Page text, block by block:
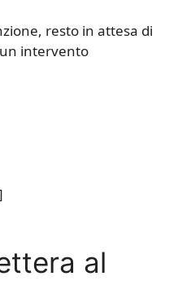
resto in attesa di
intervento
al